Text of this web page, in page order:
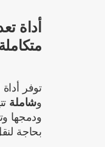
توفر
وشاملة
ودمجها
بحاجة